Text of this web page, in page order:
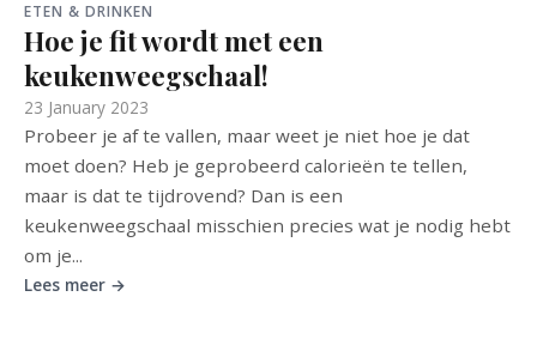
ETEN & DRINKEN
Hoe je fit wordt met een
keukenweegschaal!
23 January 2023
Probeer je af te vallen, maar weet je niet hoe je dat
moet doen? Heb je geprobeerd calorieën te tellen,
maar is dat te tijdrovend? Dan is een
keukenweegschaal misschien precies wat je nodig hebt
om je...
Lees meer →